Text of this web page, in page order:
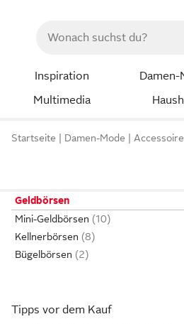
Inspiration Damen-
Multimedia
Startseite Damen-Mode
Geldbörsen
Mini-Geldbörsen
Kellnerbörsen
Bügelbörsen
Tipps vor dem Kauf